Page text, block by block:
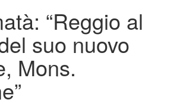
“Reggio al
suo nuovo
Mons.